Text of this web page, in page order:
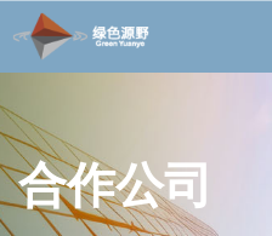
合作公司